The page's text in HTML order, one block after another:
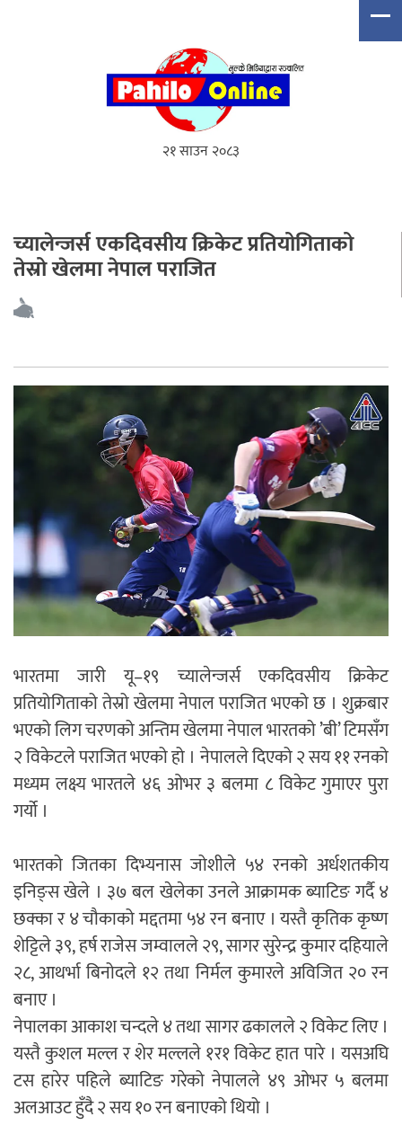
२१ साउन २०८३
च्यालेन्जर्स एकदिवसीय क्रिकेट प्रतियोगिताको
तेस्रो खेलमा नेपाल पराजित
भारतमा जारी यू–१९ च्यालेन्जर्स एकदिवसीय क्रिकेट
प्रतियोगिताको तेस्रो खेलमा नेपाल पराजित भएको छ । शुक्रबार
भएको लिग चरणको अन्तिम खेलमा नेपाल भारतको ’बी’ टिमसँग
२ विकेटले पराजित भएको हो । नेपालले दिएको २ सय ११ रनको
मध्यम लक्ष्य भारतले ४६ ओभर ३ बलमा ८ विकेट गुमाएर पुरा
गर्यो ।
भारतको जितका दिभ्यनास जोशीले ५४ रनको अर्धशतकीय
इनिङ्स खेले । ३७ बल खेलेका उनले आक्रामक ब्याटिङ गर्दै ४
छक्का र ४ चौकाको मद्दतमा ५४ रन बनाए । यस्तै कृतिक कृष्ण
शेट्टिले ३९, हर्ष राजेस जम्वालले २९, सागर सुरेन्द्र कुमार दहियाले
२८, आथर्भा बिनोदले १२ तथा निर्मल कुमारले अविजित २० रन
बनाए ।
नेपालका आकाश चन्दले ४ तथा सागर ढकालले २ विकेट लिए ।
यस्तै कुशल मल्ल र शेर मल्लले १र१ विकेट हात पारे । यसअघि
टस हारेर पहिले ब्याटिङ गरेको नेपालले ४९ ओभर ५ बलमा
अलआउट हुँदै २ सय १० रन बनाएको थियो ।